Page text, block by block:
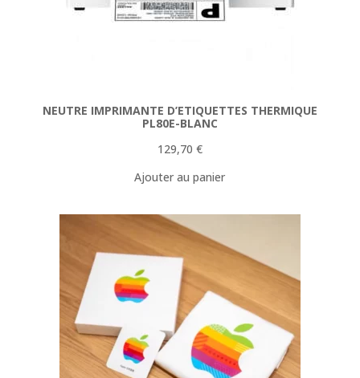
NEUTRE IMPRIMANTE D’ETIQUETTES THERMIQUE
PL80E-BLANC
129,70 €
Ajouter au panier